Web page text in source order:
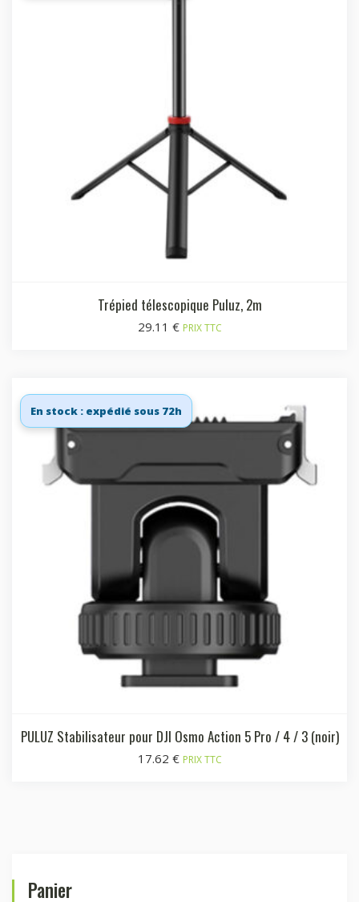
Trépied télescopique Puluz, 2m
29.11 € PRIX TTC
En stock : expédié sous 72h
PULUZ Stabilisateur pour DJI Osmo Action 5 Pro / 4 / 3 (noir)
17.62 € PRIX TTC
Panier